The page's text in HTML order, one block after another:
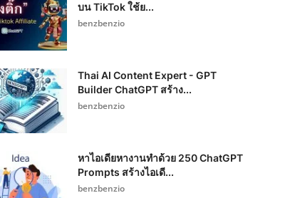
บน TikTok ใช้ย...
benzbenzio
Thai AI Content Expert - GPT
Builder ChatGPT สร้าง...
benzbenzio
หาไอเดียหางานทำด้วย 250 ChatGPT
Prompts สร้างไอเดี...
benzbenzio